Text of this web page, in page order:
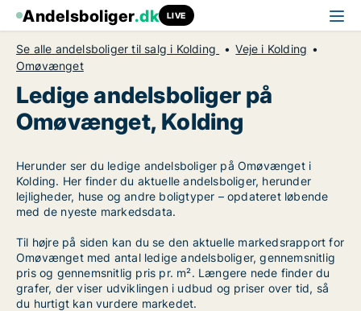
Andelsboliger.dk LIVE
Se alle andelsboliger til salg i Kolding
Veje i Kolding
Omøvænget
Ledige andelsboliger på
Omøvænget, Kolding
Herunder ser du ledige andelsboliger på Omøvænget i
Kolding. Her finder du aktuelle andelsboliger, herunder
lejligheder, huse og andre boligtyper – opdateret løbende
med de nyeste markedsdata.
Til højre på siden kan du se den aktuelle markedsrapport for
Omøvænget med antal ledige andelsboliger, gennemsnitlig
pris og gennemsnitlig pris pr. m². Længere nede finder du
grafer, der viser udviklingen i udbud og priser over tid, så
du hurtigt kan vurdere markedet.